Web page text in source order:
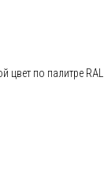
цвет по палитре RAL